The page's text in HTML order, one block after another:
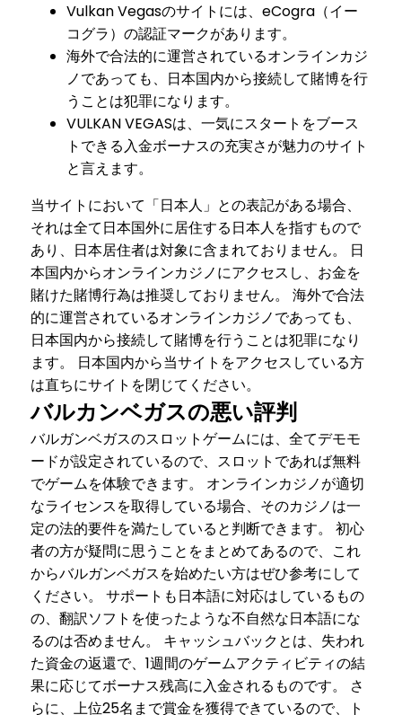
Vulkan Vegasのサイトには、eCogra（イー
コグラ）の認証マークがあります。
海外で合法的に運営されているオンラインカジ
ノであっても、日本国内から接続して賭博を行
うことは犯罪になります。
VULKAN VEGASは、一気にスタートをブース
トできる入金ボーナスの充実さが魅力のサイト
と言えます。
当サイトにおいて「日本人」との表記がある場合、
それは全て日本国外に居住する日本人を指すもので
あり、日本居住者は対象に含まれておりません。 日
本国内からオンラインカジノにアクセスし、お金を
賭けた賭博行為は推奨しておりません。 海外で合法
的に運営されているオンラインカジノであっても、
日本国内から接続して賭博を行うことは犯罪になり
ます。 日本国内から当サイトをアクセスしている方
は直ちにサイトを閉じてください。
バルカンベガスの悪い評判
バルガンベガスのスロットゲームには、全てデモモ
ードが設定されているので、スロットであれば無料
でゲームを体験できます。 オンラインカジノが適切
なライセンスを取得している場合、そのカジノは一
定の法的要件を満たしていると判断できます。 初心
者の方が疑問に思うことをまとめてあるので、これ
からバルガンベガスを始めたい方はぜひ参考にして
ください。 サポートも日本語に対応はしているもの
の、翻訳ソフトを使ったような不自然な日本語にな
るのは否めません。 キャッシュバックとは、失われ
た資金の返還で、1週間のゲームアクティビティの結
果に応じてボーナス残高に入金されるものです。 さ
らに、上位25名まで賞金を獲得できているので、ト